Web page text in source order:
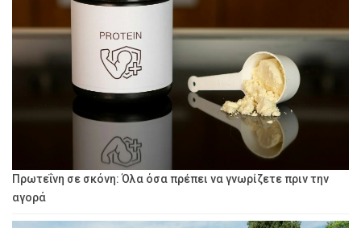
Πρωτεΐνη σε σκόνη: Όλα όσα πρέπει να γνωρίζετε πριν την
αγορά